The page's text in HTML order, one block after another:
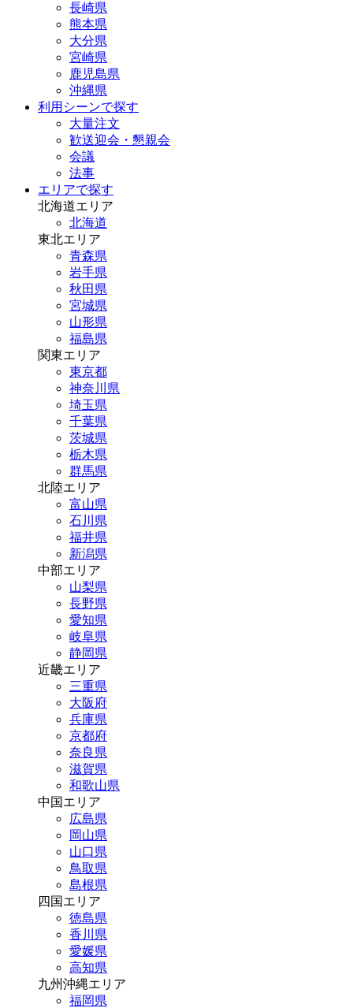
長崎県
熊本県
大分県
宮崎県
鹿児島県
沖縄県
利用シーンで探す
大量注文
歓送迎会・懇親会
会議
法事
エリアで探す
北海道エリア
北海道
東北エリア
青森県
岩手県
秋田県
宮城県
山形県
福島県
関東エリア
東京都
神奈川県
埼玉県
千葉県
茨城県
栃木県
群馬県
北陸エリア
富山県
石川県
福井県
新潟県
中部エリア
山梨県
長野県
愛知県
岐阜県
静岡県
近畿エリア
三重県
大阪府
兵庫県
京都府
奈良県
滋賀県
和歌山県
中国エリア
広島県
岡山県
山口県
鳥取県
島根県
四国エリア
徳島県
香川県
愛媛県
高知県
九州沖縄エリア
福岡県